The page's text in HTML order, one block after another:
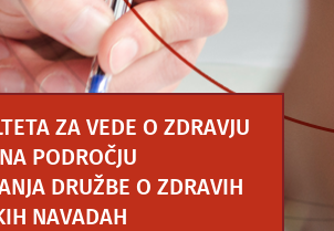
ZA VEDE O ZDRAVJU
PODROČJU
DRUŽBE O ZDRAVIH
NAVADAH